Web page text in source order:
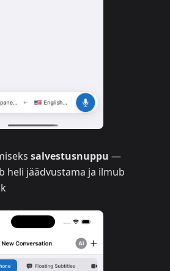
salvestusnuppu —
heli jäädvustama ja ilmub